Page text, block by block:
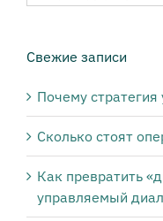
публикации
тематики:
Свежие записи
Почему
Сколько стоят
Как превратить
управляемый